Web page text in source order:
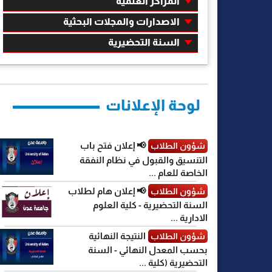
الاصدارات والمجلات البحثية
السنة التحضيرية
لوحة الإعلانات
شؤون الطلاب 📢 إعلان فتح باب
التنسيق والقبول في نظام النفقة
الخاصة للعام ...
شؤون الطلاب 📢 إعلان هام لطلاب
السنة التحضيرية - كلية العلوم
الادارية ...
شؤون الطلاب
النتيجة النهائية
بحسب المعدل النهائي - السنة
التحضيرية (كلية ...